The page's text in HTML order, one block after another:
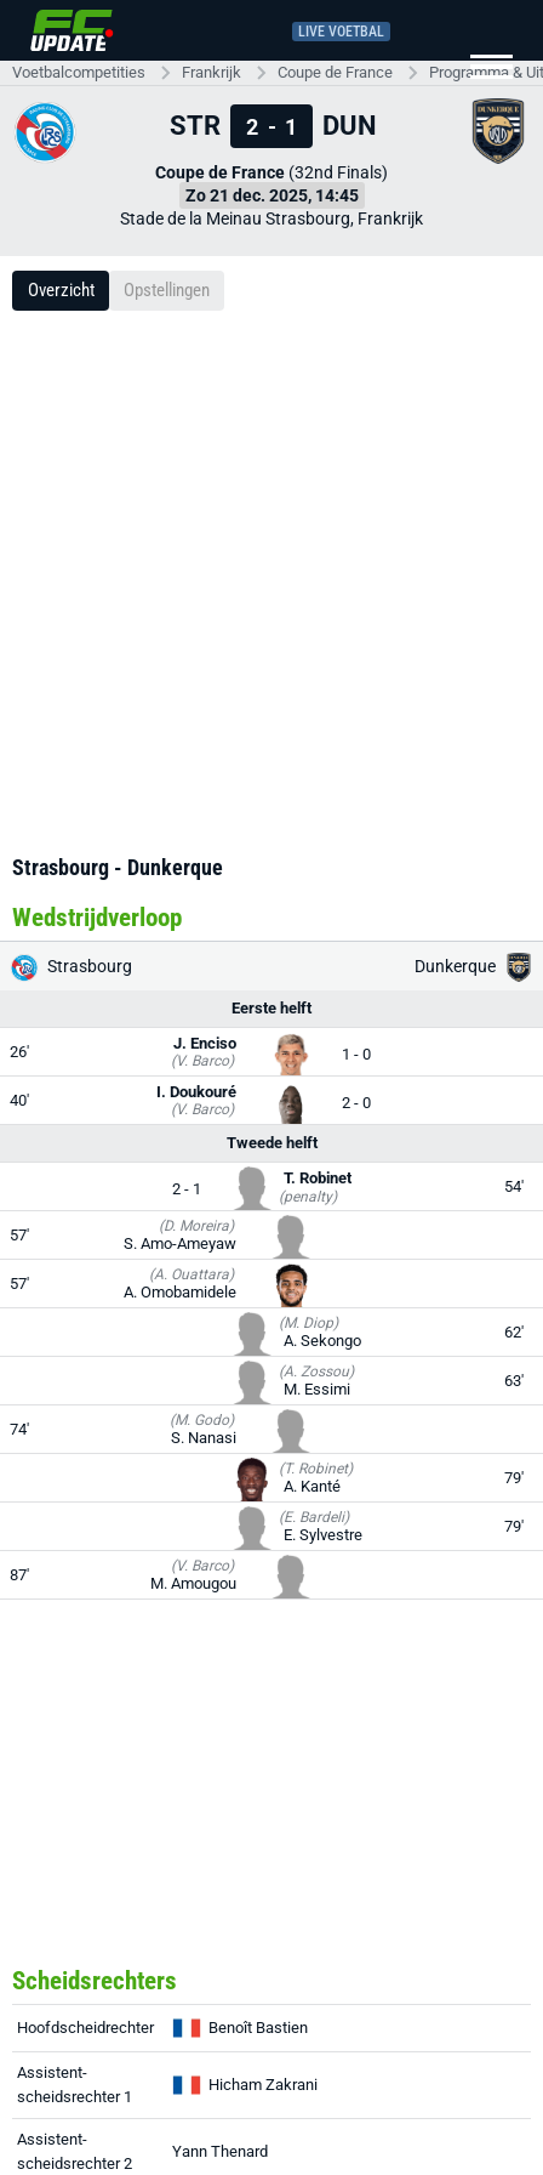
LIVE VOETBAL
Voetbalcompetities Frankrijk Coupe de France Programma &
STR 2 - 1 DUN
Coupe de France (32nd Finals)
Zo 21 dec. 2025, 14:45
Stade de la Meinau Strasbourg, Frankrijk
Overzicht Opstellingen
Strasbourg - Dunkerque
Wedstrijdverloop
Strasbourg Dunkerque
Eerste helft
26' (V. Barco)
J. Enciso
1 - 0
40' (V. Barco)
I. Doukouré
2 - 0
Tweede helft
2 - 1
T. Robinet
(penalty)
54'
57' (D. Moreira)
S. Amo-Ameyaw
57' (A. Ouattara)
A. Omobamidele
(M. Diop)
A. Sekongo 62'
(A. Zossou)
M. Essimi 63'
74' (M. Godo)
S. Nanasi
(T. Robinet)
A. Kanté 79'
(E. Bardeli)
E. Sylvestre 79'
87' (V. Barco)
M. Amougou
Scheidsrechters
Hoofdscheidrechter Benoît Bastien
Assistent-
scheidsrechter 1
Hicham Zakrani
Assistent-
scheidsrechter 2
Yann Thenard